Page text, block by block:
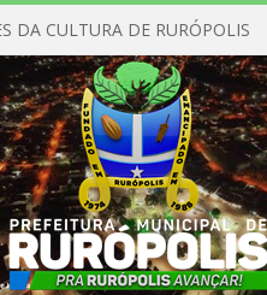
DA CULTURA DE RURÓPOLIS